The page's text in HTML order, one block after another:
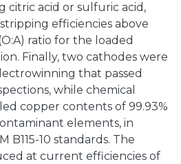
citric acid or sulfuric acid,
efficiencies above
ratio for the loaded
Finally, two cathodes were
that passed
while chemical
copper contents of 99.93%
elements, in
B115-10 standards. The
at current efficiencies of